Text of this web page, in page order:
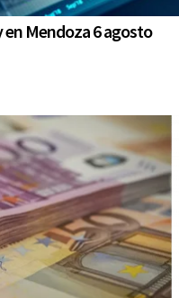
Mendoza 6 agosto